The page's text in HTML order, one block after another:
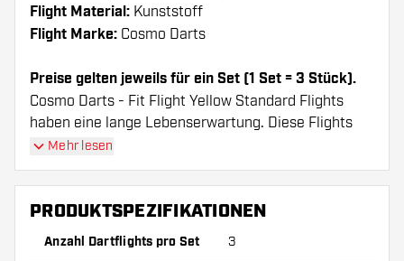
Flight Material: Kunststoff
Flight Marke: Cosmo Darts
Preise gelten jeweils für ein Set (1 Set = 3 Stück).
Cosmo Darts - Fit Flight Yellow Standard Flights
haben eine lange Lebenserwartung. Diese Flights
können nur mit Cosmo Fit Shafts verwendet werden.
Dartshopper Tipp!
Sorgen Sie für genügend Ersatz Flights und
Mehr lesen
PRODUKTSPEZIFIKATIONEN
Anzahl Dartflights pro Set 3